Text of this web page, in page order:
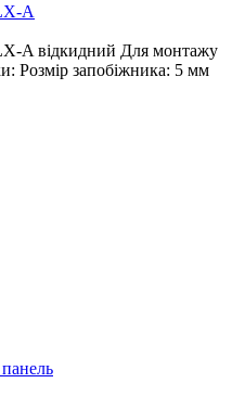
A
A відкидний Для монтажу
Розмір запобіжника: 5 мм